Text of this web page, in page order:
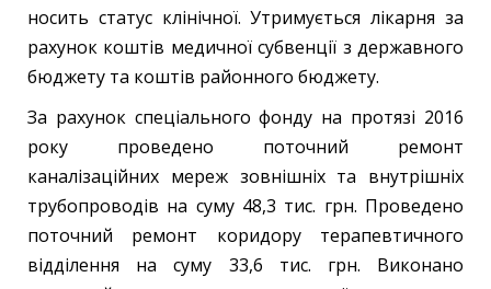
носить статус клінічної. Утримується лікарня за
рахунок коштів медичної субвенції з державного
бюджету та коштів районного бюджету.
За рахунок спеціального фонду на протязі 2016
року проведено поточний ремонт
каналізаційних мереж зовнішніх та внутрішніх
трубопроводів на суму 48,3 тис. грн. Проведено
поточний ремонт коридору терапевтичного
відділення на суму 33,6 тис. грн. Виконано